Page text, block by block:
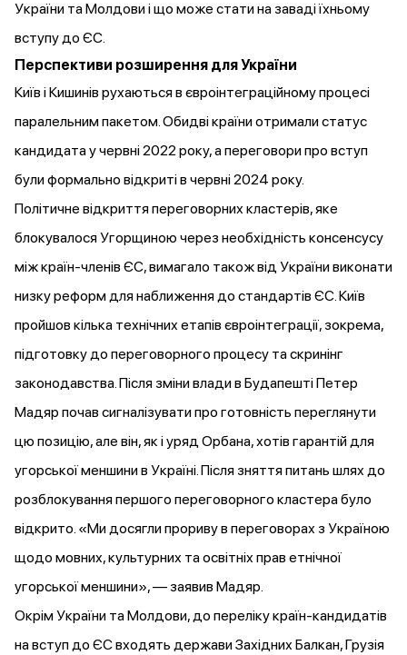
України та Молдови і що може стати на заваді їхньому
вступу до ЄС.
Перспективи розширення для України
Київ і Кишинів рухаються в євроінтеграційному процесі
паралельним пакетом. Обидві країниотрималистатус
кандидата у червні 2022 року, а переговори про вступ
були формально відкриті в червні 2024 року.
Політичне відкриття переговорних кластерів, яке
блокувалося Угорщиною через необхідність консенсусу
між країн-членів ЄС, вимагало також від Українивиконати
низку реформ для наближення до стандартів ЄС. Київ
пройшов кілька технічних етапів євроінтеграції, зокрема,
підготовку до переговорного процесу та скринінг
законодавства. Після зміни влади в Будапешті Петер
Мадяр почав сигналізуватипро готовність переглянути
цю позицію, але він, як і уряд Орбана, хотів гарантій для
угорської меншини в Україні. Після зняття питань шлях до
розблокування першого переговорного кластера було
відкрито. «Ми досягли прориву в переговорах з Україною
щодо мовних, культурних та освітніх прав етнічної
угорської меншини», — заявив Мадяр.
Окрім України та Молдови, до переліку країн-кандидатів
на вступ до ЄСвходять держави Західних Балкан, Грузія